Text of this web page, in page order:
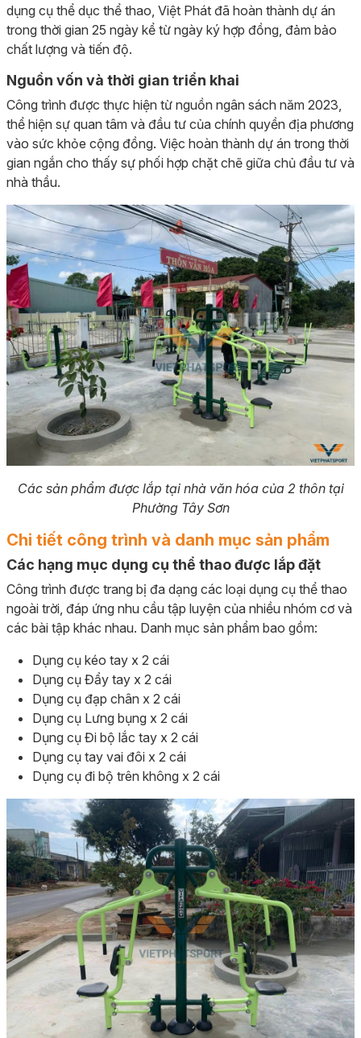
dụng cụ thể dục thể thao, Việt Phát đã hoàn thành dự án
trong thời gian 25 ngày kể từ ngày ký hợp đồng, đảm bảo
chất lượng và tiến độ.
Nguồn vốn và thời gian triển khai
Công trình được thực hiện từ nguồn ngân sách năm 2023,
thể hiện sự quan tâm và đầu tư của chính quyền địa phương
vào sức khỏe cộng đồng. Việc hoàn thành dự án trong thời
gian ngắn cho thấy sự phối hợp chặt chẽ giữa chủ đầu tư và
nhà thầu.
Các sản phẩm được lắp tại nhà văn hóa của 2 thôn tại
Phường Tây Sơn
Chi tiết công trình và danh mục sản phẩm
Các hạng mục dụng cụ thể thao được lắp đặt
Công trình được trang bị đa dạng các loại dụng cụ thể thao
ngoài trời, đáp ứng nhu cầu tập luyện của nhiều nhóm cơ và
các bài tập khác nhau. Danh mục sản phẩm bao gồm:
Dụng cụ kéo tay x 2 cái
Dụng cụ Đẩy tay x 2 cái
Dụng cụ đạp chân x 2 cái
Dụng cụ Lưng bụng x 2 cái
Dụng cụ Đi bộ lắc tay x 2 cái
Dụng cụ tay vai đôi x 2 cái
Dụng cụ đi bộ trên không x 2 cái